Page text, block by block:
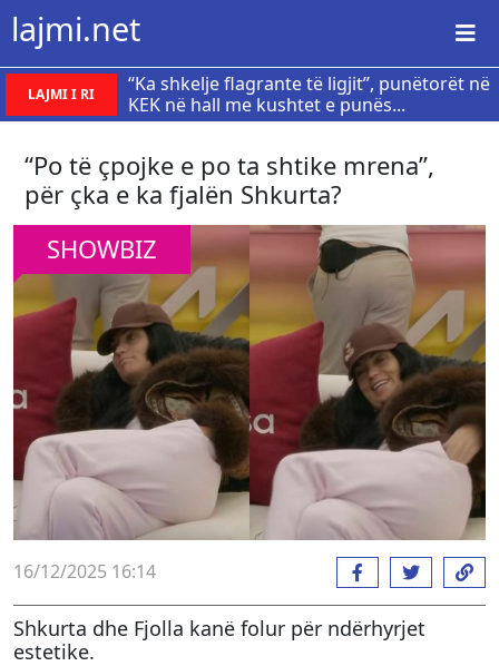
lajmi.net
LAJMI I RI
“Ka shkelje flagrante të ligjit”, punëtorët në
KEK në hall me kushtet e punës...
“Po të çpojke e po ta shtike mrena”,
për çka e ka fjalën Shkurta?
SHOWBIZ
16/12/2025 16:14
Shkurta dhe Fjolla kanë folur për ndërhyrjet
estetike.